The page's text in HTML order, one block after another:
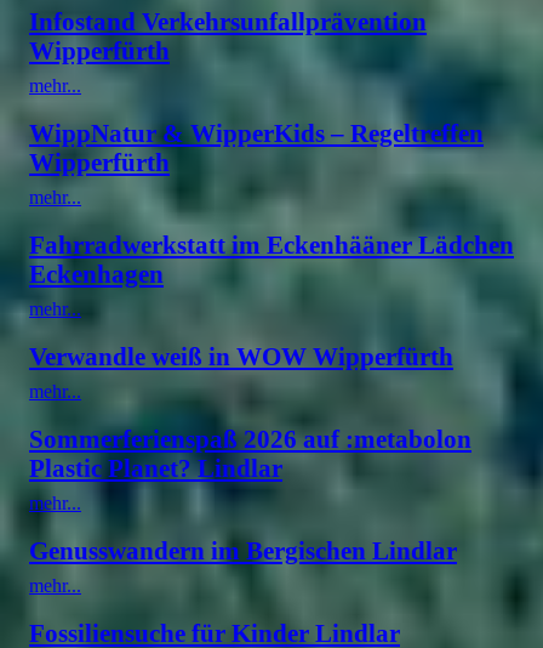
Infostand Verkehrsunfallprävention
Wipperfürth
mehr...
WippNatur & WipperKids – Regeltreffen
Wipperfürth
mehr...
Fahrradwerkstatt im Eckenhääner Lädchen
Eckenhagen
mehr...
Verwandle weiß in WOW Wipperfürth
mehr...
Sommerferienspaß 2026 auf :metabolon
Plastic Planet? Lindlar
mehr...
Genusswandern im Bergischen Lindlar
mehr...
Fossiliensuche für Kinder Lindlar